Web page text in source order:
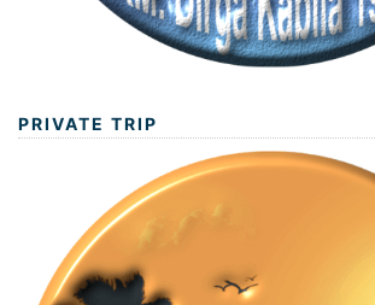
PRIVATE TRIP